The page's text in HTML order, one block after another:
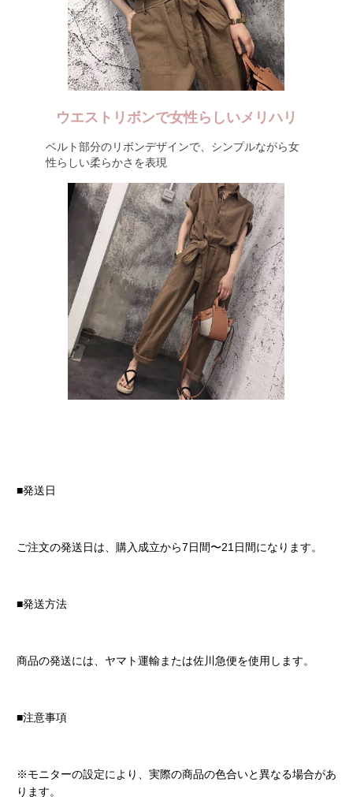
ウエストリボンで女性らしいメリハリ
ベルト部分のリボンデザインで、シンプルながら女
性らしい柔らかさを表現
■発送日
ご注文の発送日は、購入成立から7日間〜21日間になります。
■発送方法
商品の発送には、ヤマト運輸または佐川急便を使用します。
■注意事項
※モニターの設定により、実際の商品の色合いと異なる場合があ
ります。